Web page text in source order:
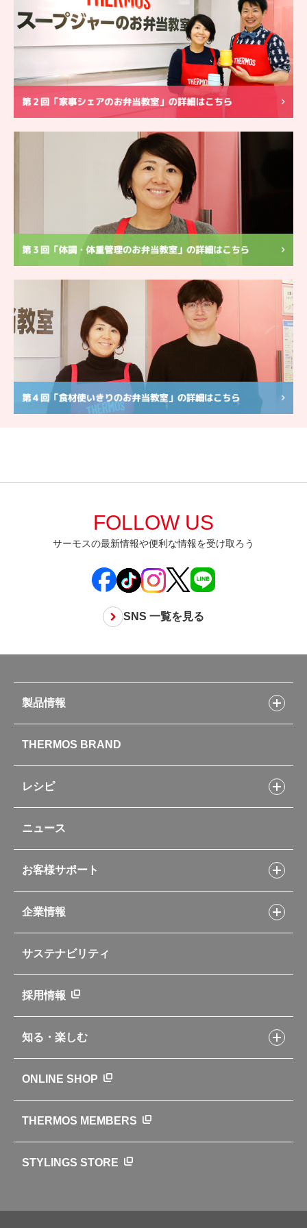
FOLLOW US
サーモスの最新情報や便利な情報を受け取ろう
SNS 一覧を見る
製品情報
水筒
お弁当
キッチン用品
ポット・アイスペール
コーヒーメーカー
ソフトクーラー・バッグ
山専用ボトル
自転車専用ボトル
アパレル小物
業務用製品
新製品一覧
カタログ
THERMOS BRAND
レシピ
フライパンレシピ
シャトルシェフレシピ
スープジャーレシピ
イージースモーカーレシピ
レシピ本のご紹介
ニュース
お客様サポート
交換用部品の購入方法
部品の種類や販売状況を調べる
よくあるご質問・お問い合わせ
企業情報
企業理念
会社概要
ニュース
世界のサーモス
サーモスの歴史
サステナビリティ
採用情報
知る・楽しむ
クラブサーモス
WEBマガジン
お弁当にエールを込めて
ONLINE SHOP
THERMOS MEMBERS
STYLINGS STORE